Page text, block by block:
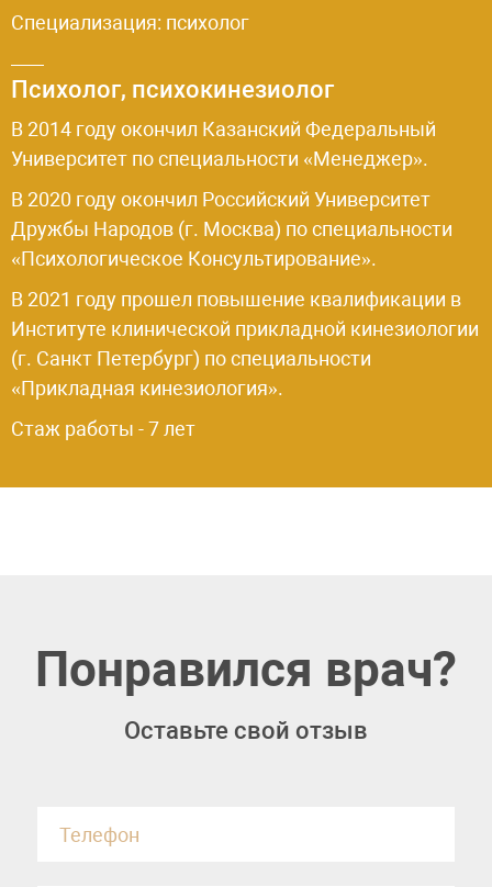
Специализация: психолог
Психолог, психокинезиолог
В 2014 году окончил Казанский Федеральный
Университет по специальности «Менеджер».
В 2020 году окончил Российский Университет
Дружбы Народов (г. Москва) по специальности
«Психологическое Консультирование».
В 2021 году прошел повышение квалификации в
Институте клинической прикладной кинезиологии
(г. Санкт Петербург) по специальности
«Прикладная кинезиология».
Стаж работы - 7 лет
Понравился врач?
Оставьте свой отзыв